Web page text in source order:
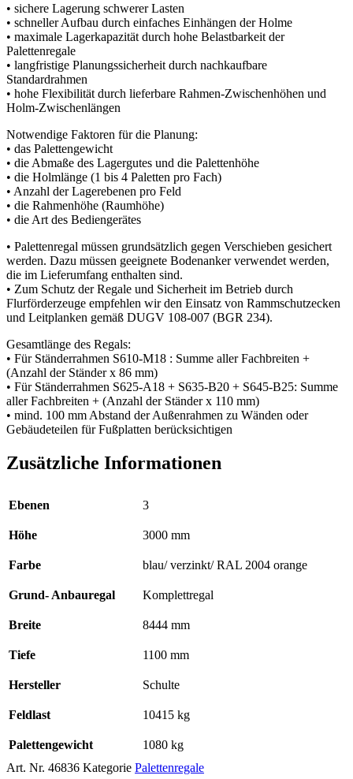
• sichere Lagerung schwerer Lasten
• schneller Aufbau durch einfaches Einhängen der Holme
• maximale Lagerkapazität durch hohe Belastbarkeit der
Palettenregale
• langfristige Planungssicherheit durch nachkaufbare
Standardrahmen
• hohe Flexibilität durch lieferbare Rahmen-Zwischenhöhen und
Holm-Zwischenlängen
Notwendige Faktoren für die Planung:
• das Palettengewicht
• die Abmaße des Lagergutes und die Palettenhöhe
• die Holmlänge (1 bis 4 Paletten pro Fach)
• Anzahl der Lagerebenen pro Feld
• die Rahmenhöhe (Raumhöhe)
• die Art des Bediengerätes
• Palettenregal müssen grundsätzlich gegen Verschieben gesichert
werden. Dazu müssen geeignete Bodenanker verwendet werden,
die im Lieferumfang enthalten sind.
• Zum Schutz der Regale und Sicherheit im Betrieb durch
Flurförderzeuge empfehlen wir den Einsatz von Rammschutzecken
und Leitplanken gemäß DUGV 108-007 (BGR 234).
Gesamtlänge des Regals:
• Für Ständerrahmen S610-M18 : Summe aller Fachbreiten +
(Anzahl der Ständer x 86 mm)
• Für Ständerrahmen S625-A18 + S635-B20 + S645-B25: Summe
aller Fachbreiten + (Anzahl der Ständer x 110 mm)
• mind. 100 mm Abstand der Außenrahmen zu Wänden oder
Gebäudeteilen für Fußplatten berücksichtigen
Zusätzliche Informationen
Ebenen 3
Höhe 3000 mm
Farbe blau/ verzinkt/ RAL 2004 orange
Grund- Anbauregal Komplettregal
Breite 8444 mm
Tiefe 1100 mm
Hersteller Schulte
Feldlast 10415 kg
Palettengewicht
1080 kg
Art. Nr. 46836 Kategorie Palettenregale